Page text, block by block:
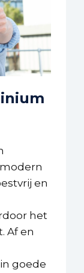
en
het
Af en
goede